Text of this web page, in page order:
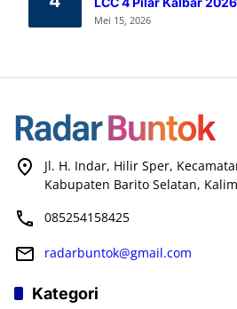
Mei 15, 2026
Jl. H. Indar, Hilir Sper,
Kabupaten Barito Selatan,
085254158425
radarbuntok@gmail.com
Kategori